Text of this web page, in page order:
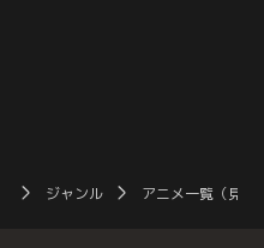
ジャンル アニメ一覧（見放